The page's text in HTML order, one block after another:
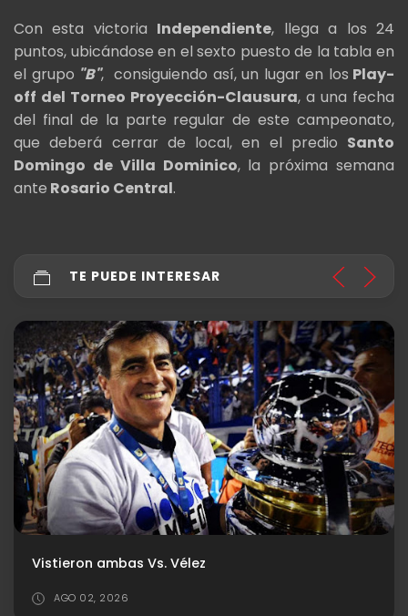
Con esta victoria Independiente, llega a los 24
puntos, ubicándose en el sexto puesto de la tabla en
el grupo "B", consiguiendo así, un lugar en los Play-
off del Torneo Proyección-Clausura, a una fecha
del final de la parte regular de este campeonato,
que deberá cerrar de local, en el predio Santo
Domingo de Villa Dominico, la próxima semana
ante Rosario Central.
TE PUEDE INTERESAR
Vistieron ambas Vs. Vélez
AGO 02, 2026